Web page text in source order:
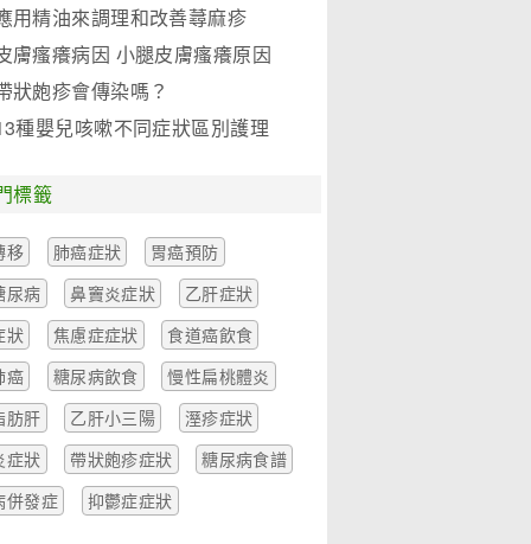
用精油來調理和改善蕁麻疹
膚瘙癢病因 小腿皮膚瘙癢原因
什麼
狀皰疹會傳染嗎？
種嬰兒咳嗽不同症狀區別護理
標籤
移 肺癌症狀
胃癌預防
尿病
鼻竇炎症狀
乙肝症狀
狀
焦慮症症狀
食道癌飲食
癌
糖尿病飲食
慢性扁桃體炎
肪肝
乙肝小三陽
溼疹症狀
症狀
帶狀皰疹症狀
糖尿病食譜
併發症
抑鬱症症狀